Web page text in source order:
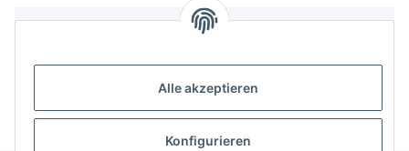
Alle akzeptieren
Konfigurieren